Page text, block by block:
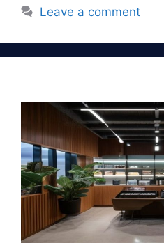
Leave a comment